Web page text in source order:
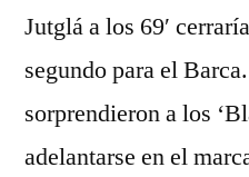
Jutglá a los 69′
segundo para el
sorprendieron a los
adelantarse en el